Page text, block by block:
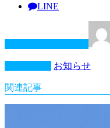
LINE
お知らせ
関連記事